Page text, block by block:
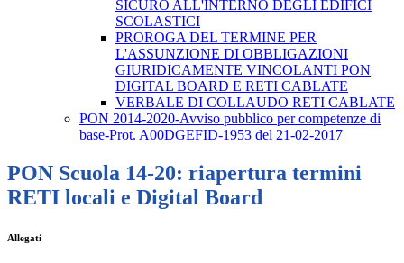
SICURO ALL'INTERNO DEGLI EDIFICI
SCOLASTICI
PROROGA DEL TERMINE PER
L'ASSUNZIONE DI OBBLIGAZIONI
GIURIDICAMENTE VINCOLANTI PON
DIGITAL BOARD E RETI CABLATE
VERBALE DI COLLAUDO RETI CABLATE
PON 2014-2020-Avviso pubblico per competenze di
base-Prot. A00DGEFID-1953 del 21-02-2017
PON Scuola 14-20: riapertura termini
RETI locali e Digital Board
Allegati